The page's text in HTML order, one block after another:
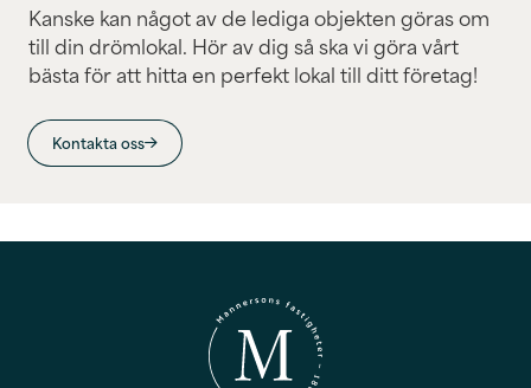
Kanske kan något av de lediga objekten göras om
till din drömlokal. Hör av dig så ska vi göra vårt
bästa för att hitta en perfekt lokal till ditt företag!
Kontakta oss